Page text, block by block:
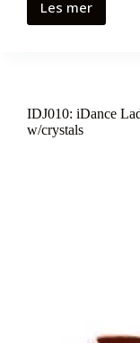
Les mer
IDJ010: iDance
w/crystals